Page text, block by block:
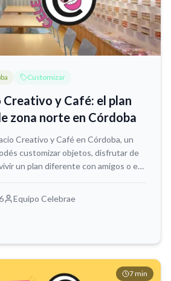
Customizar
Creativo y Café: el plan
zona norte en Córdoba
Creativo y Café en Córdoba, un
customizar objetos, disfrutar de
un plan diferente con amigos o en
Equipo Celebrae
7min